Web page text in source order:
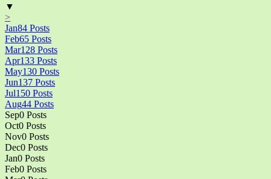
▼
>
Jan84 Posts
Feb65 Posts
Mar128 Posts
Apr133 Posts
May130 Posts
Jun137 Posts
Jul150 Posts
Aug44 Posts
Sep0 Posts
Oct0 Posts
Nov0 Posts
Dec0 Posts
Jan0 Posts
Feb0 Posts